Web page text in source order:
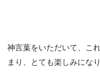
神言葉をいただいて、こ
まり、とても楽しみにな